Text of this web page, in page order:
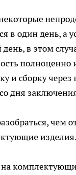
в один день, а
в этом
полноценно
и сборку
дня
чем
изделия.